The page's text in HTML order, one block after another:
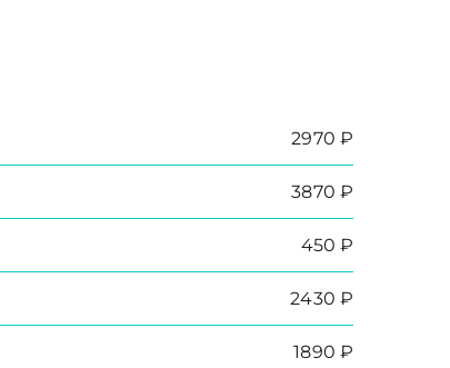
2970 ₽
3870 ₽
450 ₽
2430 ₽
1890 ₽